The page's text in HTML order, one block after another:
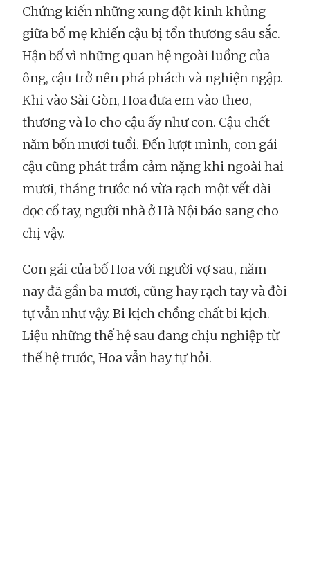
Chứng kiến những xung đột kinh khủng
giữa bố mẹ khiến cậu bị tổn thương sâu sắc.
Hận bố vì những quan hệ ngoài luồng của
ông, cậu trở nên phá phách và nghiện ngập.
Khi vào Sài Gòn, Hoa đưa em vào theo,
thương và lo cho cậu ấy như con. Cậu chết
năm bốn mươi tuổi. Đến lượt mình, con gái
cậu cũng phát trầm cảm nặng khi ngoài hai
mươi, tháng trước nó vừa rạch một vết dài
dọc cổ tay, người nhà ở Hà Nội báo sang cho
chị vậy.
Con gái của bố Hoa với người vợ sau, năm
nay đã gần ba mươi, cũng hay rạch tay và đòi
tự vẫn như vậy. Bi kịch chồng chất bi kịch.
Liệu những thế hệ sau đang chịu nghiệp từ
thế hệ trước, Hoa vẫn hay tự hỏi.